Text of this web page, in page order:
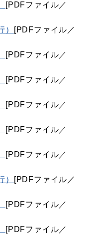
[PDFファイル／
）
[PDFファイル／
[PDFファイル／
[PDFファイル／
[PDFファイル／
[PDFファイル／
[PDFファイル／
）
[PDFファイル／
[PDFファイル／
[PDFファイル／